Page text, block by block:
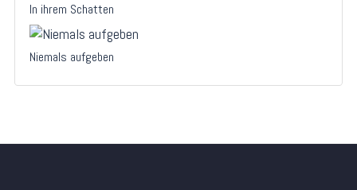
In ihrem Schatten
Niemals aufgeben